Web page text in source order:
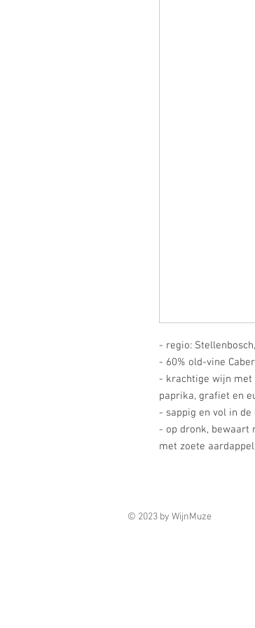
- regio:
- 60% old-vine
- krachtige wijn met
paprika, grafiet en
- sappig en vol in
- op dronk, bewaart
met zoete
© 2023 by WijnMuze